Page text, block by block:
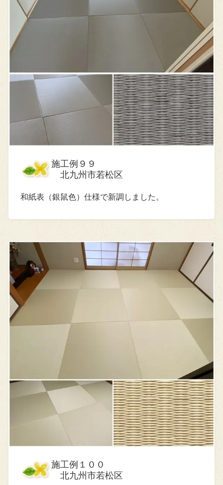
施工例９９
北九州市若松区
和紙表（銀鼠色）仕様で新調しました。
施工例１００
北九州市若松区